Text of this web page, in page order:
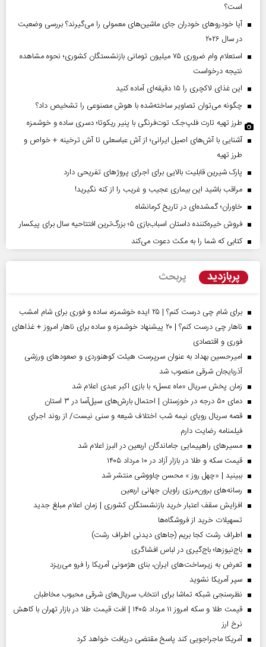
است؟
آیا خودروهای خودران جای ماشین‌های معمولی را می‌گیرند؟ بررسی وضعیت
در سال ۲۰۲۶
استعلام وام ضروری ۷۵ میلیون تومانی بازنشستگان کشوری؛ نحوه مشاهده
نتیجه درخواست
این غذای لاکچری را ۱۵ دقیقه‌ای آماده کنید
چگونه می‌توان تصاویر ساخته‌شده با هوش مصنوعی را تشخیص داد؟
طرز تهیه تارت فلپ‌جک توت‌فرنگی با پنیر ریکوتا؛ دسری ساده و خوشمزه
آشنایی با آش‌های اصیل ایرانی؛ از آش عباسعلی تا آش ترخینه + خواص و
طرز تهیه
پارک شیرین قابلیت‌ بالایی برای اجرای پروژهای تفریحی دارد
مراقب باشید این بیماری عجیب و غریب را از کنه نگیرید!
خاوران؛ گمشده‌ای در تاریخ کرمانشاه
فروش خیره‌کننده داستان اسباب‌بازی ۵؛ بزرگ‌ترین افتتاحیه سال برای پیکسار
کتابی که شما را به مکث دعوت می‌کند
پربازدید پربحث
برای شام چی درست کنم؟ | ۲۵ ایده خوشمزه، ساده و فوری برای شام امشب
ناهار چی درست کنم؟ | ۲۰ پیشنهاد خوشمزه و ساده برای ناهار امروز + غذاهای
فوری و اقتصادی
امیرحسین بهداد به عنوان سرپرست هیئت کوهنوردی و صعودهای ورزشی
آذربایجان شرقی منصوب شد
زمان پخش سریال «ماه عسل» با بازی اکبر عبدی اعلام شد
دمای ۵۰ درجه در خوزستان | احتمال بارش‌های سیل‌آسا در ۳ استان
قصه سریال رویای نیمه شب اختلاف شیعه و سنی نیست/ از روند اجرای
فیلمنامه رضایت دارم
مسیر‌های راهپیمایی جاماندگان اربعین در البرز اعلام شد
قیمت سکه و طلا در بازار آزاد در ۱۰ مرداد ۱۴۰۵
ببینید | «چهل روز » محسن چاووشی منتشر شد
رسانه‌های برون‌مرزی راویان جهانی اربعین
افزایش سقف اعتبار خرید بازنشستگان کشوری | زمان اعلام مبلغ جدید
تسهیلات خرید از فروشگاه‌ها
اطراف رشت کجا بریم (جاهای دیدنی اطراف رشت)
باج‌نیوزها؛ باج‌گیری در لباس افشاگری
تعرض به زیرساخت‌های ایران، بنای هژمونی آمریکا را فرو می‌ریزد
سپر آمریکا نشوید
نظرسنجی شبکه تماشا برای انتخاب سریال‌های شرقی محبوب مخاطبان
قیمت طلا و سکه امروز ۱۱ مرداد ۱۴۰۵ | افت قیمت طلا در بازار تهران با کاهش
نرخ ارز
آمریکا ماجراجویی کند پاسخ مقتضی دریافت خواهد کرد